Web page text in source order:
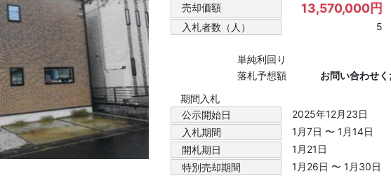
売却価額
13,570,000円
入札者数（人） 5
単純利回り
落札予想額
お問い合わせ
期間入札
公示開始日
2025年12月23日
入札期間
1月7日 〜 1月14日
開札期日
1月21日
特別売却期間
1月26日 〜 1月30日